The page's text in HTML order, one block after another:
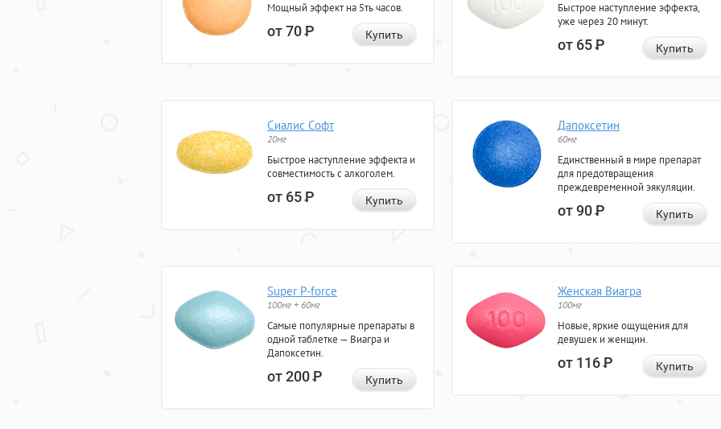
Мощный эффект на 5ть часов.
от 70Р Купить
Быстрое наступление эффекта,
уже через 20 минут.
от 65Р Купить
Сиалис Софт
20мг
Быстрое наступление эффекта и
совместимость с алкоголем.
от 65Р Купить
Дапоксетин
60мг
Единственный в мире препарат
для предотвращения
преждевременной эякуляции.
от 90Р Купить
Super P-force
100мг + 60мг
Самые популярные препараты в
одной таблетке — Виагра и
Дапоксетин.
от 200Р Купить
Женская Виагра
100мг
Новые, яркие ощущения для
девушек и женщин.
от 116Р Купить